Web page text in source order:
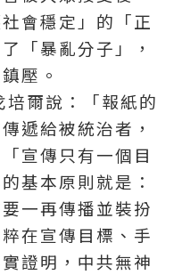
會穩定」的「正
「暴亂分子」，
壓。
爾說：「報紙的
遞給被統治者，
宣傳只有一個目
基本原則就是：
一再傳播並裝扮
在宣傳目標、手
證明，中共無神